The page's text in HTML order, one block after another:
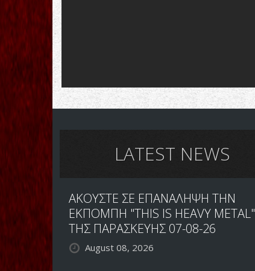
LATEST NEWS
ΑΚΟΥΣΤΕ ΣΕ ΕΠΑΝΑΛΗΨΗ ΤΗΝ
ΕΚΠΟΜΠΗ "THIS IS HEAVY METAL"
ΤΗΣ ΠΑΡΑΣΚΕΥΗΣ 07-08-26
August 08, 2026